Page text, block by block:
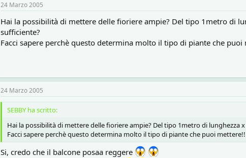
24 Marzo 2005
Hai la possibilità di mettere delle fioriere ampie? Del tipo 1metro di
sufficiente?
Facci sapere perchè questo determina molto il tipo di piante che puoi
24 Marzo 2005
SEBBY ha scritto:
Hai la possibilità di mettere delle fioriere ampie? Del tipo 1metro di lunghezza
Facci sapere perchè questo determina molto il tipo di piante che puoi mettere!!
Si, credo che il balcone posaa reggere